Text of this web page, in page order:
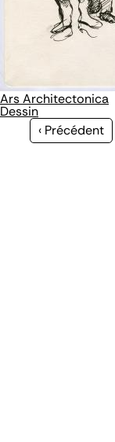
Ars Architectonica
Dessin
Page
‹ Précédent